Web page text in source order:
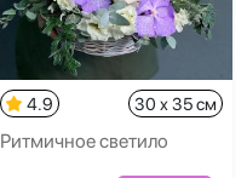
4.9 30 x 35 см
Ритмичное светило